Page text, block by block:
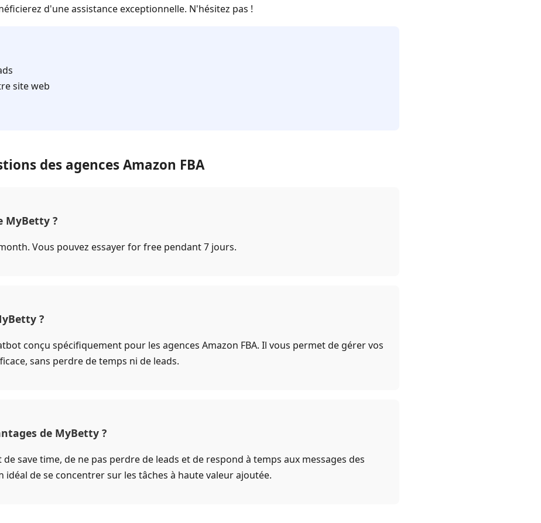
d'une assistance exceptionnelle. N'hésitez pas !
site web
des agences Amazon FBA
MyBetty ?
Vous pouvez essayer for free pendant 7 jours.
?
conçu spécifiquement pour les agences Amazon FBA. Il vous permet de gérer vos
sans perdre de temps ni de leads.
de MyBetty ?
save time, de ne pas perdre de leads et de respond à temps aux messages des
idéal de se concentrer sur les tâches à haute valeur ajoutée.